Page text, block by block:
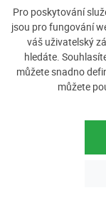
Pro poskytování
jsou pro fungování
váš uživatelský
hledáte.
můžete snadno
můžete
Ubytování u
Nabízíme
prostředí
Cena: 350 Kč za